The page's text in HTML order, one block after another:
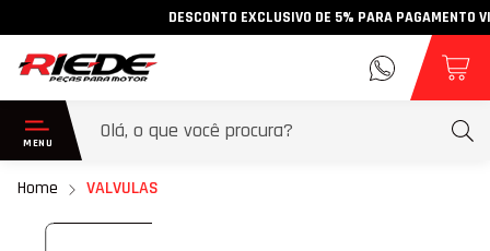
DESCONTO EXCLUSIVO DE 5% PARA PAGAMENTO VIA
Home VALVULAS